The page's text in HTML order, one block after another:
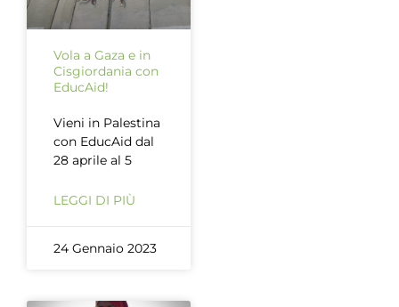
Vola a Gaza e in
Cisgiordania con
EducAid!
Vieni in Palestina
con EducAid dal
28 aprile al 5
LEGGI DI PIÙ
24 Gennaio 2023